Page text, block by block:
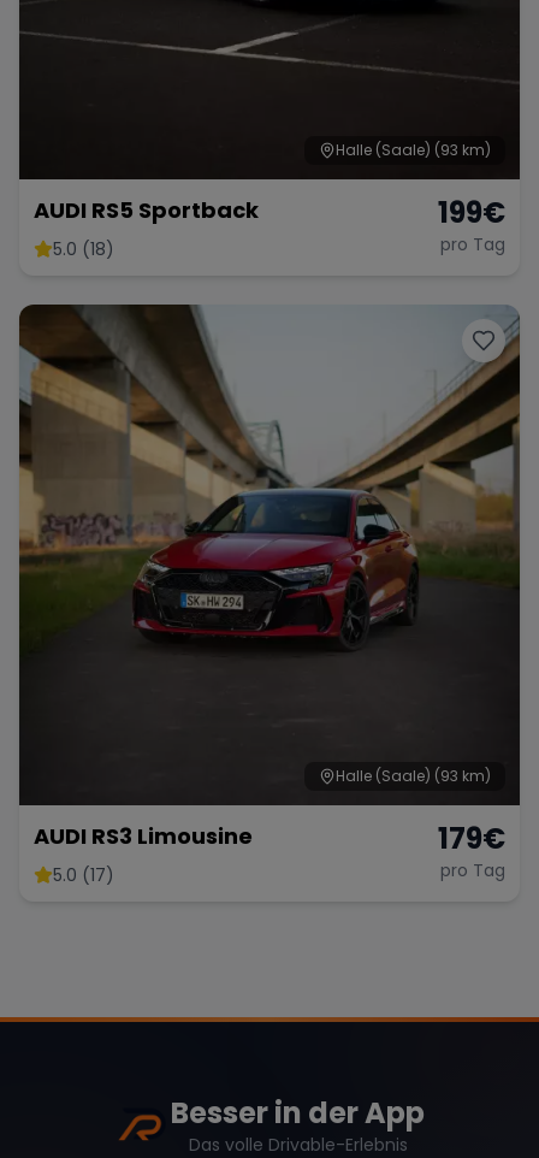
Halle (Saale) (93 km)
AUDI RS5 Sportback
5.0 (18)
199€
pro Tag
Halle (Saale) (93 km)
AUDI RS3 Limousine
5.0 (17)
179€
pro Tag
Besser in der App
Das volle Drivable-Erlebnis